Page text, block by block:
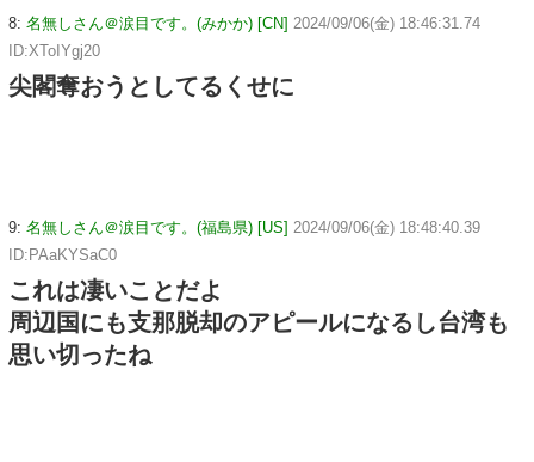
8: 名無しさん＠涙目です。(みかか) [CN] 2024/09/06(金) 18:46:31.74
ID:XToIYgj20
尖閣奪おうとしてるくせに
9: 名無しさん＠涙目です。(福島県) [US] 2024/09/06(金) 18:48:40.39
ID:PAaKYSaC0
これは凄いことだよ
周辺国にも支那脱却のアピールになるし台湾も
思い切ったね